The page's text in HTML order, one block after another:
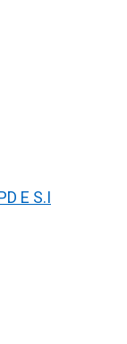
E S.I